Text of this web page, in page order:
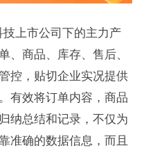
上市公司下的主力产
、商品、库存、售后、
控，贴切企业实况提供
有效将订单内容，商品
纳总结和记录，不仅为
准确的数据信息，而且